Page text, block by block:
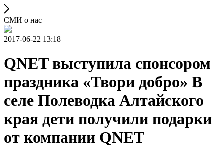
СМИ о нас
2017-06-22 13:18
QNET выступила спонсором
праздника «Твори добро» В
селе Полеводка Алтайского
края дети получили подарки
от компании QNET